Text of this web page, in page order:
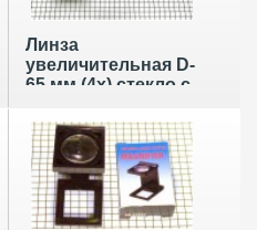
Линза
увеличительная D-
65 мм (4х) стекло с